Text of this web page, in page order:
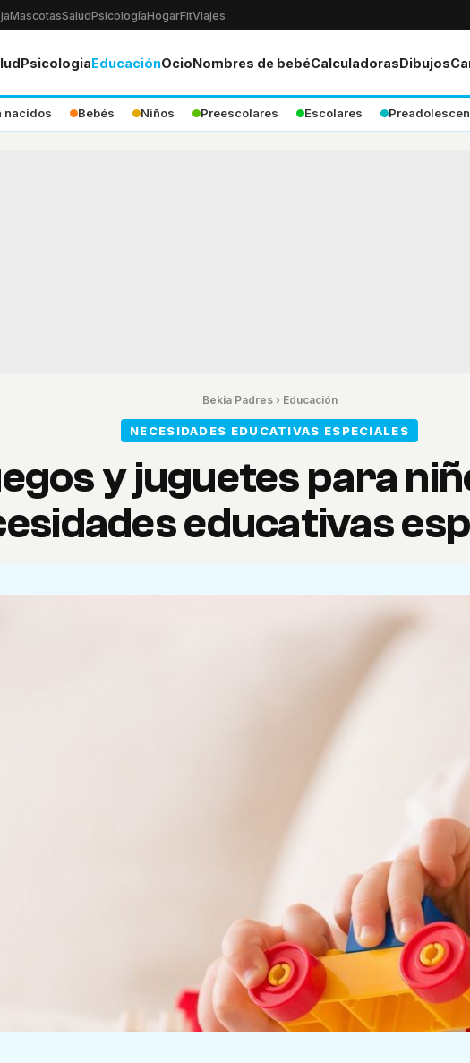
MascotasSaludPsicologíaHogarFitViajes
PsicologiaEducaciónOcioNombres de bebéCalculadorasDibujos
nacidos Bebés Niños Preescolares Escolares
Bekia Padres› Educación
NECESIDADES EDUCATIVAS ESPECIALES
y juguetes para
educativas